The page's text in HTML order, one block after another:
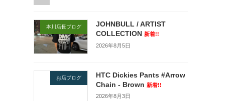
本川店長ブログ
JOHNBULL / ARTIST
COLLECTION 新着!!
2026年8月5日
お店ブログ
HTC Dickies Pants #Arrow
Chain - Brown 新着!!
2026年8月3日